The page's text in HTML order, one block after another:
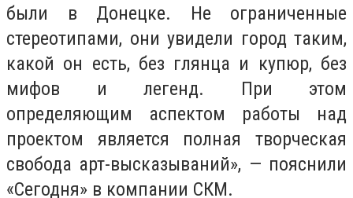
были в Донецке. Не ограниченные
стереотипами, они увидели город таким,
какой он есть, без глянца и купюр, без
мифов и легенд. При этом
определяющим аспектом работы над
проектом является полная творческая
свобода арт-высказываний», — пояснили
«Сегодня» в компании СКМ.